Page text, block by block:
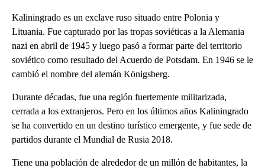
Kaliningrado es un exclave ruso situado entre Polonia y
Lituania. Fue capturado por las tropas soviéticas a la Alemania
nazi en abril de 1945 y luego pasó a formar parte del territorio
soviético como resultado del Acuerdo de Potsdam. En 1946 se le
cambió el nombre del alemán Königsberg.
Durante décadas, fue una región fuertemente militarizada,
cerrada a los extranjeros. Pero en los últimos años Kaliningrado
se ha convertido en un destino turístico emergente, y fue sede de
partidos durante el Mundial de Rusia 2018.
Tiene una población de alrededor de un millón de habitantes, la